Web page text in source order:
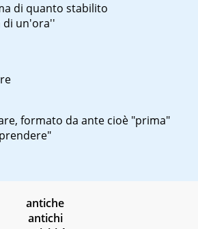
di quanto stabilito
di un'ora''
formato da ante cioè "prima"
antiche
antichi